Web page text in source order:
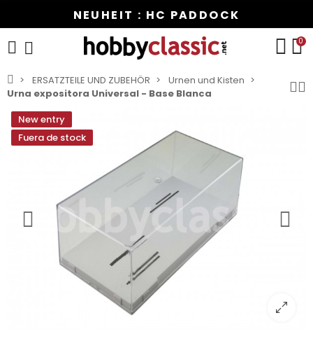
NEUHEIT : HC PADDOCK
0
ERSATZTEILE UND ZUBEHÖR
Urnen und Kisten
Urna expositora Universal - Base Blanca
New entry
Fuera de stock